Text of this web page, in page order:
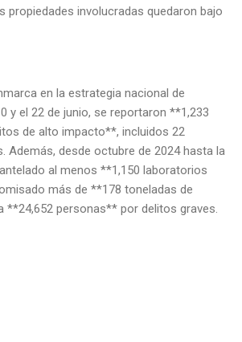
propiedades involucradas quedaron bajo
en la estrategia nacional de
y el 22 de junio, se reportaron **1,233
de alto impacto**, incluidos 22
Además, desde octubre de 2024 hasta la
al menos **1,150 laboratorios
más de **178 toneladas de
**24,652 personas** por delitos graves.